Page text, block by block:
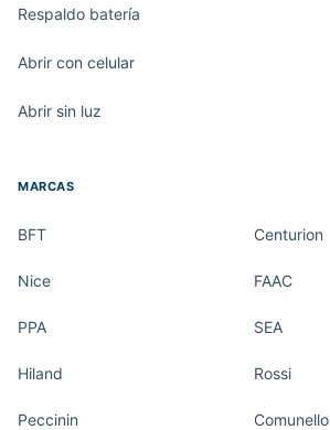
Respaldo batería
Abrir con celular
Abrir sin luz
MARCAS
BFT Centurion
Nice FAAC
PPA SEA
Hiland Rossi
Peccinin Comunello